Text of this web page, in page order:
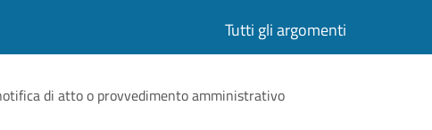
Tutti gli argomenti
di atto o provvedimento amministrativo